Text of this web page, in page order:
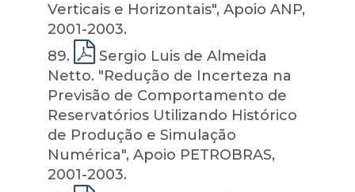
Verticais e Horizontais", Apoio ANP,
2001-2003.
89.
Sergio Luis de Almeida
Netto. "Redução de Incerteza na
Previsão de Comportamento de
Reservatórios Utilizando Histórico
de Produção e Simulação
Numérica", Apoio PETROBRAS,
2001-2003.